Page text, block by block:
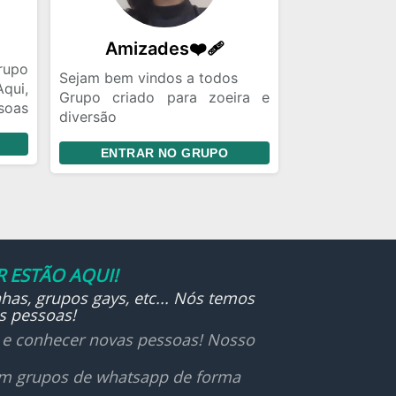
de
e
Amizades❤‍🩹
Sejam bem vindos a todos
Grupo criado para zoeira e
diversão
FT e nomeENTRAR NO GRUPO
ESTÃO AQUI!
grupos gays, etc... Nós temos
pessoas!
conhecer novas pessoas! Nosso
grupos de whatsapp de forma